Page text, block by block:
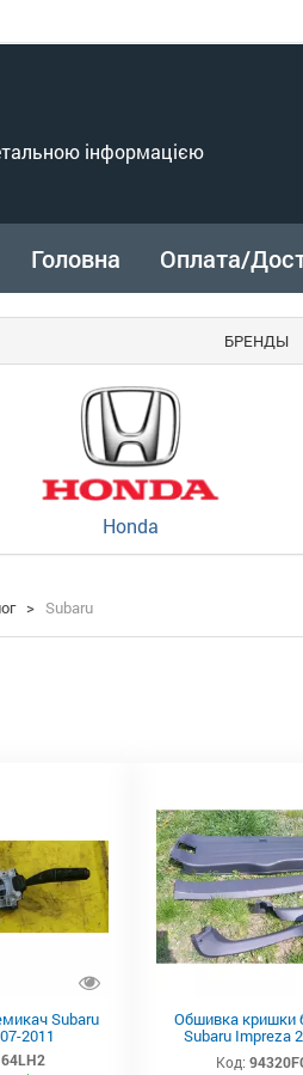
інформацією
Головна Оплата/
БРЕНДЫ
Honda
> Subaru
Subaru
2011
Обшивка кришки
Subaru Impreza
Код: